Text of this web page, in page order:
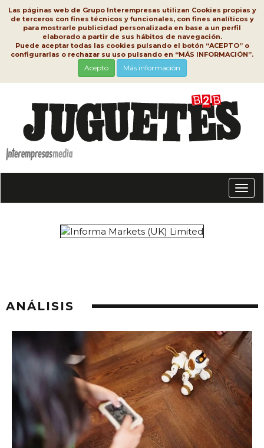
Las páginas web de Grupo Interempresas utilizan Cookies propias y
de terceros con fines técnicos y funcionales, con fines analíticos y
para mostrarle publicidad personalizada en base a un perfil
elaborado a partir de sus hábitos de navegación.
Puede aceptar todas las cookies pulsando el botón “ACEPTO” o
configurarlas o rechazar su uso pulsando en “MÁS INFORMACIÓN”.
Acepto Más información
ANÁLISIS